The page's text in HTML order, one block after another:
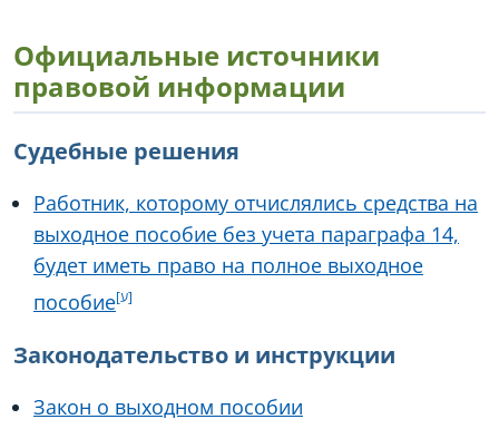
Официальные источники
правовой информации
Судебные решения
Работник, которому отчислялись средства на
выходное пособие без учета параграфа 14,
будет иметь право на полное выходное
пособие
Законодательство и инструкции
Закон о выходном пособии